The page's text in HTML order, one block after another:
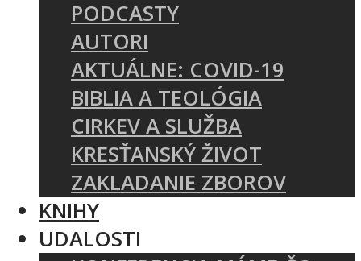
PODCASTY
AUTORI
AKTUÁLNE: COVID-19
BIBLIA A TEOLÓGIA
CIRKEV A SLUŽBA
KRESŤANSKÝ ŽIVOT
ZAKLADANIE ZBOROV
KNIHY
UDALOSTI